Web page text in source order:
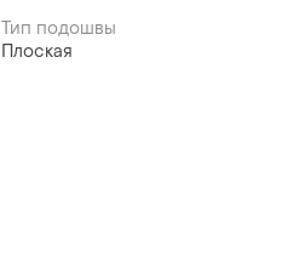
Тип подошвы
Плоская